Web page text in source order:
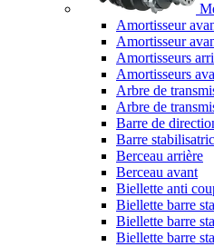
Amortisseur
Amortisseur
Amortisseurs
Amortisseurs
Arbre de
Arbre de
Barre de
Barre
Berceau arrière
Berceau avant
Biellette anti
Biellette barre
Biellette barre
Biellette barre